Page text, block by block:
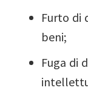
Furto di
beni;
Fuga di